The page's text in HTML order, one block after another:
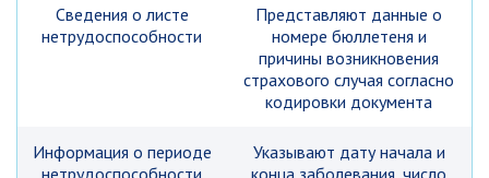
Сведения о листе
нетрудоспособности
Представляют данные о
номере бюллетеня и
причины возникновения
страхового случая согласно
кодировки документа
Информация о периоде
нетрудоспособности
Указывают дату начала и
конца заболевания, число